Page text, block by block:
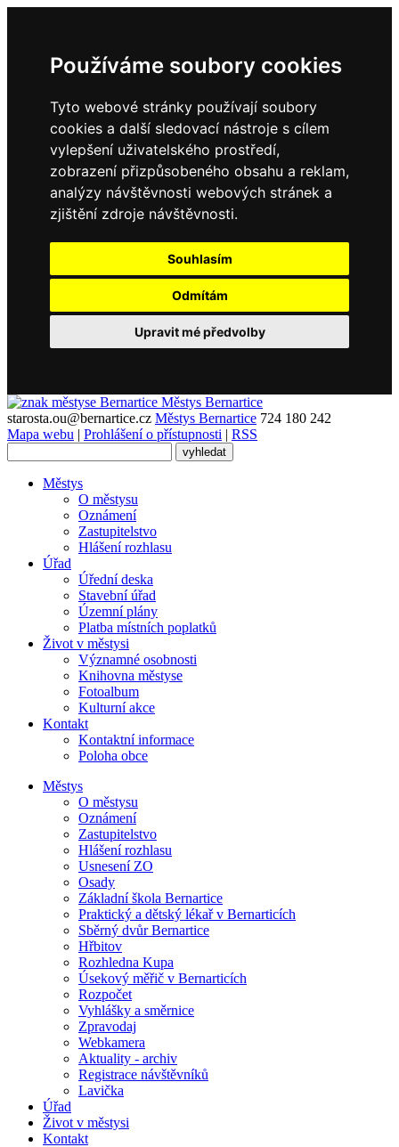
Používáme soubory cookies
Tyto webové stránky používají soubory
cookies a další sledovací nástroje s cílem
vylepšení uživatelského prostředí,
zobrazení přizpůsobeného obsahu a reklam,
analýzy návštěvnosti webových stránek a
zjištění zdroje návštěvnosti.
Souhlasím
Odmítám
Upravit mé předvolby
Městys Bernartice
starosta.ou@bernartice.cz Městys Bernartice 724 180 242
Mapa webu | Prohlášení o přístupnosti | RSS
Městys
O městysu
Oznámení
Zastupitelstvo
Hlášení rozhlasu
Úřad
Úřední deska
Stavební úřad
Územní plány
Platba místních poplatků
Život v městysi
Významné osobnosti
Knihovna městyse
Fotoalbum
Kulturní akce
Kontakt
Kontaktní informace
Poloha obce
Městys
O městysu
Oznámení
Zastupitelstvo
Hlášení rozhlasu
Usnesení ZO
Osady
Základní škola Bernartice
Praktický a dětský lékař v Bernarticích
Sběrný dvůr Bernartice
Hřbitov
Rozhledna Kupa
Úsekový měřič v Bernarticích
Rozpočet
Vyhlášky a směrnice
Zpravodaj
Webkamera
Aktuality - archiv
Registrace návštěvníků
Lavička
Úřad
Život v městysi
Kontakt